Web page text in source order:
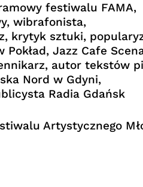
festiwalu FAMA,
wibrafonista,
krytyk sztuki,
Jazz Cafe
autor tekstów
Nord w Gdyni,
Radia Gdańsk
Artystycznego